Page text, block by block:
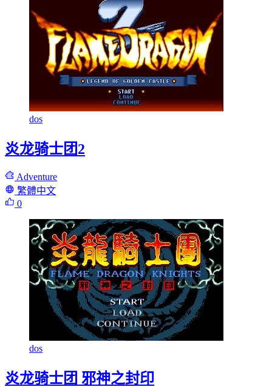
dos
炎龙骑士团2
Adventure
繁體中文
0
dos
炎龙骑士团 邪神之封印